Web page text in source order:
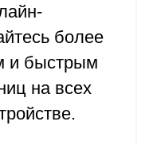
более
и быстрым
на всех